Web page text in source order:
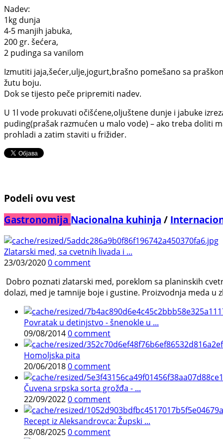
Nadev:
1kg dunja
4-5 manjih jabuka,
200 gr. šećera,
2 pudinga sa vanilom
Izmutiti jaja,šećer,ulje,jogurt,brašno pomešano sa
žutu boju.
Dok se tijesto peče pripremiti nadev.
U 1l vode prokuvati očišćene,oljuštene dunje i jabuke
puding(prašak razmućen u malo vode) – ako treba doliti
prohladi a zatim staviti u frižider.
Podeli ovu vest
Gastronomija Nacionalna kuhinja /
Zlatarski med, sa cvetnih livada i ...
23/03/20200 comment
Dobro poznati zlatarski med, poreklom sa planinskih
dolazi, med je tamnije boje i gustine. Proizvodnja meda u
Povratak u detinjstvo - šnenokle u ...
09/08/20140 comment
Homoljska pita
20/06/20180 comment
Čuvena srpska sorta grožđa - ...
22/09/20220 comment
Recept iz Aleksandrovca: Župski ...
28/08/20250 comment